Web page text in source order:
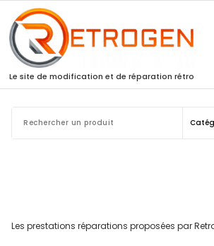
content
Le site de modification et de réparation rétro
Les prestations réparations proposées par